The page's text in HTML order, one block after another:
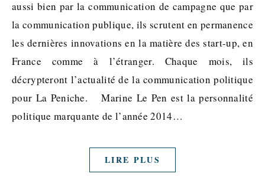
aussi bien par la communication de campagne que par
la communication publique, ils scrutent en permanence
les dernières innovations en la matière des start-up, en
France comme à l’étranger. Chaque mois, ils
décrypteront l’actualité de la communication politique
pour La Peniche. Marine Le Pen est la personnalité
politique marquante de l’année 2014…
LIRE PLUS